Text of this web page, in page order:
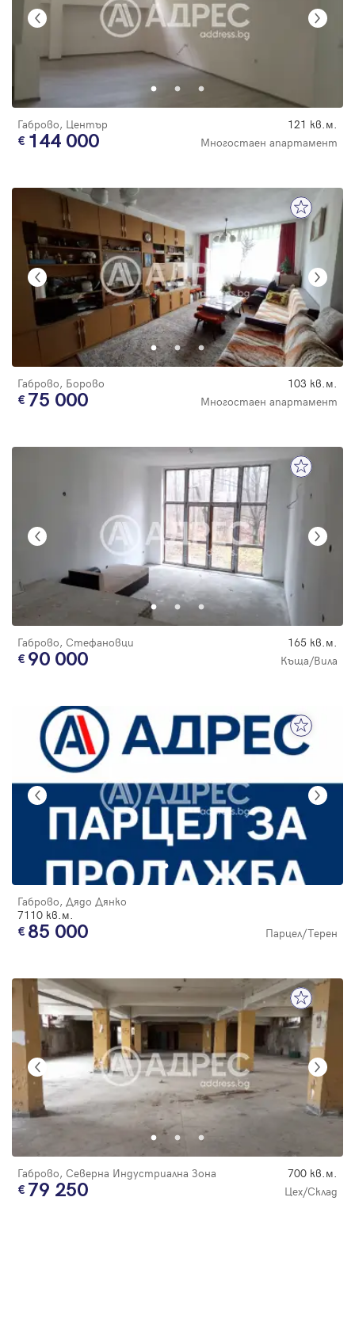
Габрово, Център 121 кв.м.
144 000 Многостаен апартамент
Габрово, Борово 103 кв.м.
75 000 Многостаен апартамент
Габрово, Стефановци 165 кв.м.
90 000 Къща/Вила
Габрово, Дядо Дянко
7110 кв.м.
85 000 Парцел/Терен
Габрово, Северна Индустриална Зона 700 кв.м.
79 250 Цех/Склад